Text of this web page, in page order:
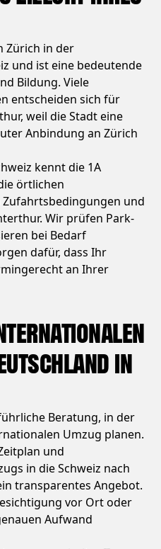
Zürich in der
und ist eine bedeutende
Bildung. Viele
entscheiden sich für
weil die Stadt eine
Anbindung an Zürich
kennt die 1A
örtlichen
und
Wir prüfen Park-
bei Bedarf
dafür, dass Ihr
an Ihrer
in
Beratung, in der
Umzug planen.
und
in die Schweiz nach
transparentes Angebot.
vor Ort oder
Aufwand